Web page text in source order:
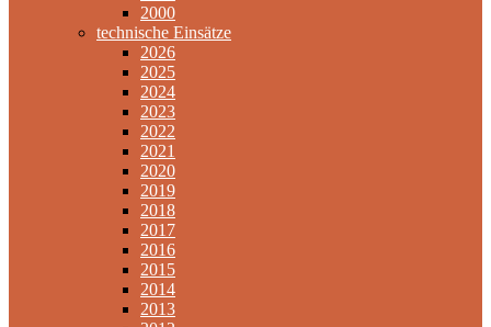
2000
technische Einsätze
2026
2025
2024
2023
2022
2021
2020
2019
2018
2017
2016
2015
2014
2013